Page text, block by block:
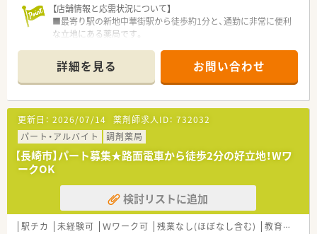
【店舗情報と応需状況について】
■最寄り駅の新地中華街駅から徒歩約1分と、通勤に非常に便利
な立地にある薬局です。
科目を応需しています。
■1日の処方箋枚数は約250枚で、常時7名から8名体制で協力し
て業務にあたります。
【募集背景と求める人物像について】
■今後の体制強化を見据えた増員募集であり、共に成長していけ
る方を求めています。
■仕事とプライベートのオンオフを切り替え、メリハリをつけて
働きたい方を歓迎します。
■新しい医薬品の情報に興味があり、積極的に知識を吸収したい
という意欲のある方です。
【法人特徴について】
■長崎市を中心に店舗展開しており、今後もM&A等により店舗
詳細を見る お問い合わせ
更新日： 2026/07/14 薬剤師求人ID： 732032
パート・アルバイト
調剤薬局
【長崎市】パート募集★路面電車から徒歩2分の好立地！Wワ
ークOK
検討リストに追加
駅チカ 未経験可 Ｗワーク可 残業なし(ほぼなし含む) 教育制度あり